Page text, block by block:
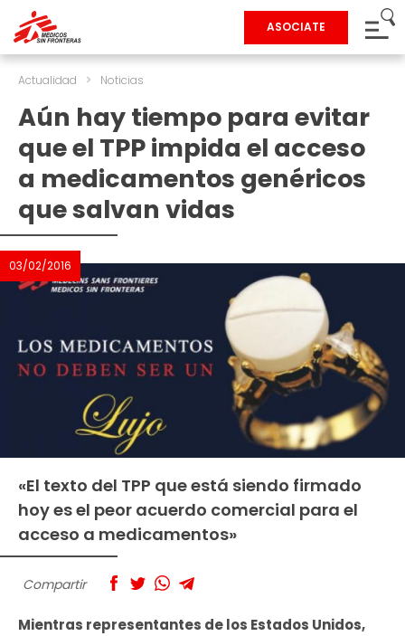
ASOCIATE
Actualidad > Noticias
Aún hay tiempo para evitar
que el TPP impida el acceso
a medicamentos genéricos
que salvan vidas
03/02/2016
«El texto del TPP que está siendo firmado
hoy es el peor acuerdo comercial para el
acceso a medicamentos»
Compartir
Mientras representantes de los Estados Unidos,